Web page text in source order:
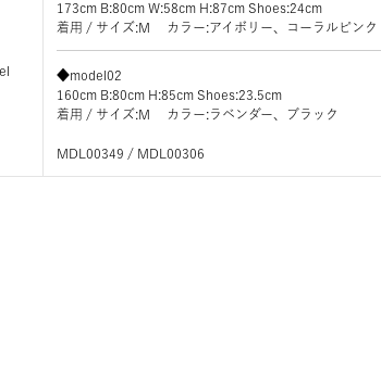
173cm B:80cm W:58cm H:87cm Shoes:24cm
着用 / サイズ:M カラー:アイボリー、コーラルピンク
◆model02
160cm B:80cm H:85cm Shoes:23.5cm
着用 / サイズ:M カラー:ラベンダー、ブラック
MDL00349 / MDL00306